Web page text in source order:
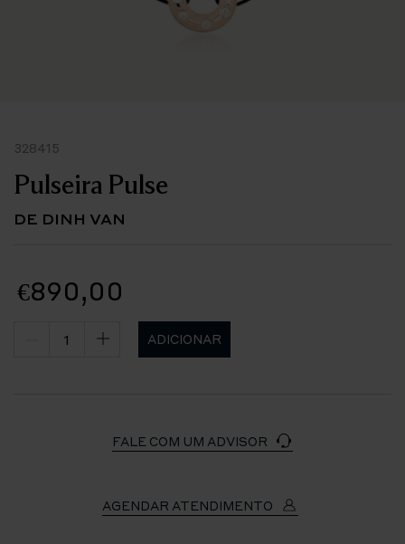
328415
Pulseira Pulse
DE DINH VAN
€890,00
ADICIONAR
FALE COM UM ADVISOR
AGENDAR ATENDIMENTO